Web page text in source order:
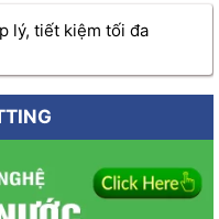
lý, tiết kiệm tối đa